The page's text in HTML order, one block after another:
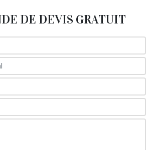
DE DEVIS GRATUIT